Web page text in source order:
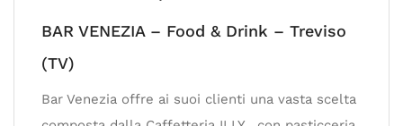
BAR VENEZIA – Food & Drink – Treviso
(TV)
Bar Venezia offre ai suoi clienti una vasta scelta